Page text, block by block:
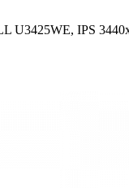
U3425WE, IPS